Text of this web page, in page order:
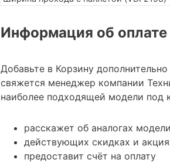
Информация об оплате
Добавьте в Корзину
свяжется менеджер компании
наиболее подходящей модели под
расскажет об аналогах
действующих скидках и
предоставит счёт на оплату